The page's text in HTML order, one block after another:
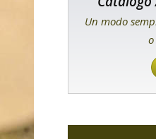
Un modo